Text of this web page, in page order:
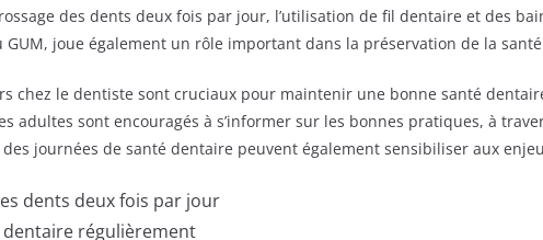
des dents deux fois par jour, l’utilisation de fil dentaire et des
GUM, joue également un rôle important dans la préservation de la
chez le dentiste sont cruciaux pour maintenir une bonne santé
adultes sont encouragés à s’informer sur les bonnes pratiques, à
journées de santé dentaire peuvent également sensibiliser aux
dents deux fois par jour
régulièrement